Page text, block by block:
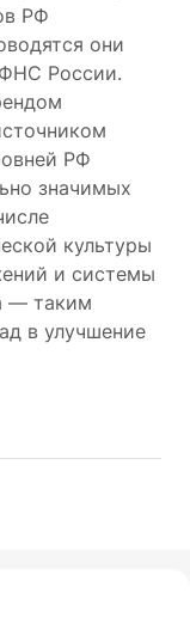
РФ
они
России.
РФ
значимых
культуры
и системы
— таким
в улучшение